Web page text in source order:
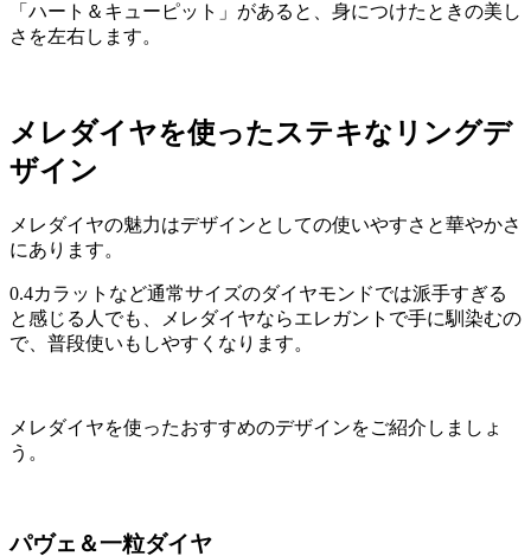
「ハート＆キューピット」があると、身につけたときの美し
さを左右します。
メレダイヤを使ったステキなリングデ
ザイン
メレダイヤの魅力はデザインとしての使いやすさと華やかさ
にあります。
0.4カラットなど通常サイズのダイヤモンドでは派手すぎる
と感じる人でも、メレダイヤならエレガントで手に馴染むの
で、普段使いもしやすくなります。
メレダイヤを使ったおすすめのデザインをご紹介しましょ
う。
パヴェ＆一粒ダイヤ